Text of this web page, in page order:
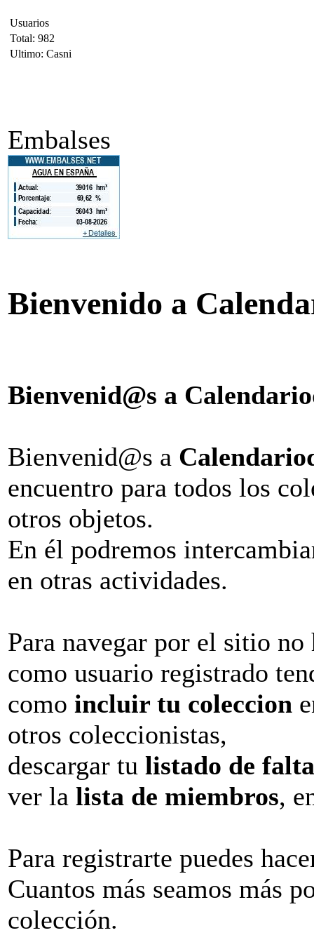
Usuarios
Total: 982
Ultimo: Casni
Embalses
Bienvenido a
Bienvenid@s a
Bienvenid@s a
encuentro para todos los
otros objetos.
En él podremos
en otras actividades.
Para navegar por el sitio
como usuario registrado
como incluir tu coleccion
otros coleccionistas,
descargar tu listado de
ver la lista de miembros,
Para registrarte puedes
Cuantos más seamos más
colección.